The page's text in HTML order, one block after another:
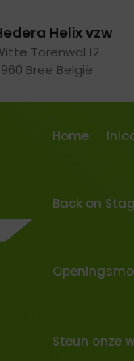
Helix vzw
Torenwal 12
Bree België
Home
Back on
Steun onze